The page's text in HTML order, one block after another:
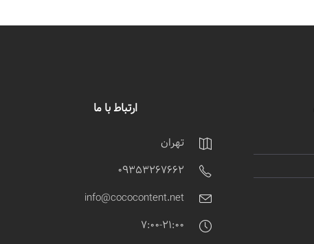
ارتباط با ما
تهران
09353267662
info@cococontent.net
7:00-21:00